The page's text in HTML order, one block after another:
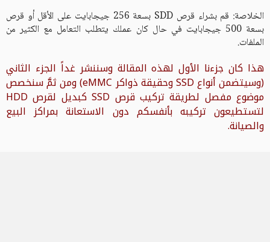
الخلاصة: قم بشراء قرص SDD بسعة 256 جيجابايت على الأقل أو قرص
بسعة 500 جيجابايت في حال كان عملك يتطلب التعامل مع الكثير من
الملفات.
هذا كان جزءنا الأول لهذه المقالة وسننشر غداً الجزء الثاني
(وسيتضمن أنواع SSD وحقيقة ذواكر eMMC) ومن ثمَّ سنخصص
موضوع مفصل لطريقة تركيب قرص SSD كبديل لقرص HDD
لتستطيعون تركيبه بأنفسكم دون الاستعانة بمراكز البيع
والصيانة.